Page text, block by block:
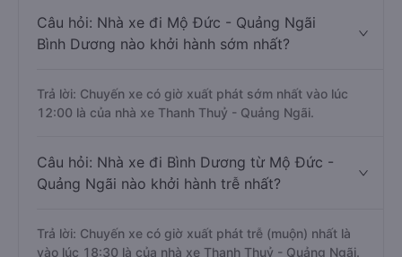
Câu hỏi: Nhà xe đi Mộ Đức - Quảng Ngãi
Bình Dương nào khởi hành sớm nhất?
Trả lời: Chuyến xe có giờ xuất phát sớm nhất vào lúc
12:00 là của nhà xe Thanh Thuỷ - Quảng Ngãi.
Câu hỏi: Nhà xe đi Bình Dương từ Mộ Đức -
Quảng Ngãi nào khởi hành trễ nhất?
Trả lời: Chuyến xe có giờ xuất phát trễ (muộn) nhất là
vào lúc 18:30 là của nhà xe Thanh Thuỷ - Quảng Ngãi.